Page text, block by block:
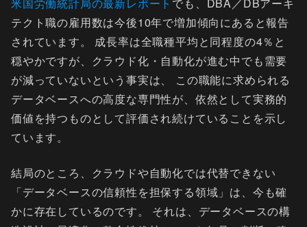
テクト職の雇用数は今後10年で増加傾向にあると報告
されています。 成長率は全職種平均と同程度の4％と
穏やかですが、クラウド化・自動化が進む中でも需要
が減っていないという事実は、 この職能に求められる
データベースへの高度な専門性が、依然として実務的
価値を持つものとして評価され続けていることを示し
ています。
結局のところ、クラウドや自動化では代替できない
「データベースの信頼性を担保する領域」は、今も確
かに存在しているのです。 それは、データベースの構